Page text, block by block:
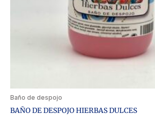
Baño de despojo
BAÑO DE DESPOJO HIERBAS DULCES